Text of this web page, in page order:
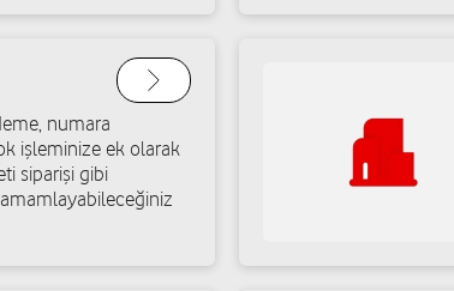
mağaza Mercan İletişim -
Kazımdirik Mah. Fevzi
numara
işleminize ek olarak
siparişi gibi